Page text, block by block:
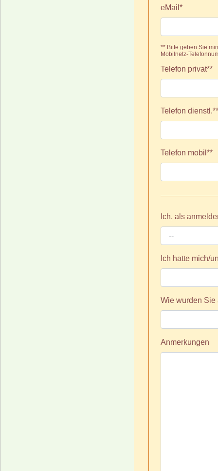
eMail*
** Bitte geben Sie
Mobilnetz-
Telefon privat**
Telefon
Telefon mobil**
Ich, als
Ich hatte mich/
Wie wurden Sie
Anmerkungen